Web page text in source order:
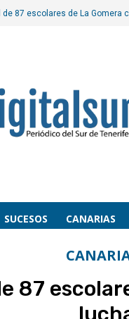
de 87 escolares de La Gomera
SUCESOS CANARIAS
87